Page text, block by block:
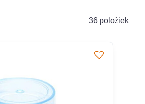
36 položiek